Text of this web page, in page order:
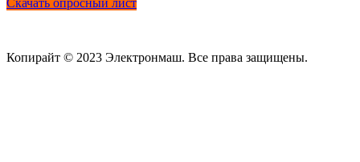
Копирайт © 2023 Электронмаш. Все права защищены.